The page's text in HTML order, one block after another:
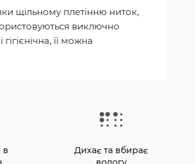
щільному плетінню ниток,
виключно
її можна
в
Дихає та вбирає